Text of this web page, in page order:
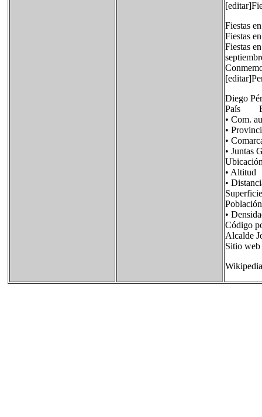
Fiestas
Fiestas
Fiestas
Diego
País
• Com.
•
•
• Juntas
•
•
•
Código
Alcalde
Sitio
Wikipedia